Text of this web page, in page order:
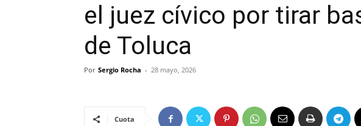
el juez cívico por tirar
de Toluca
Por Sergio Rocha - 28 mayo, 2026
Cuota